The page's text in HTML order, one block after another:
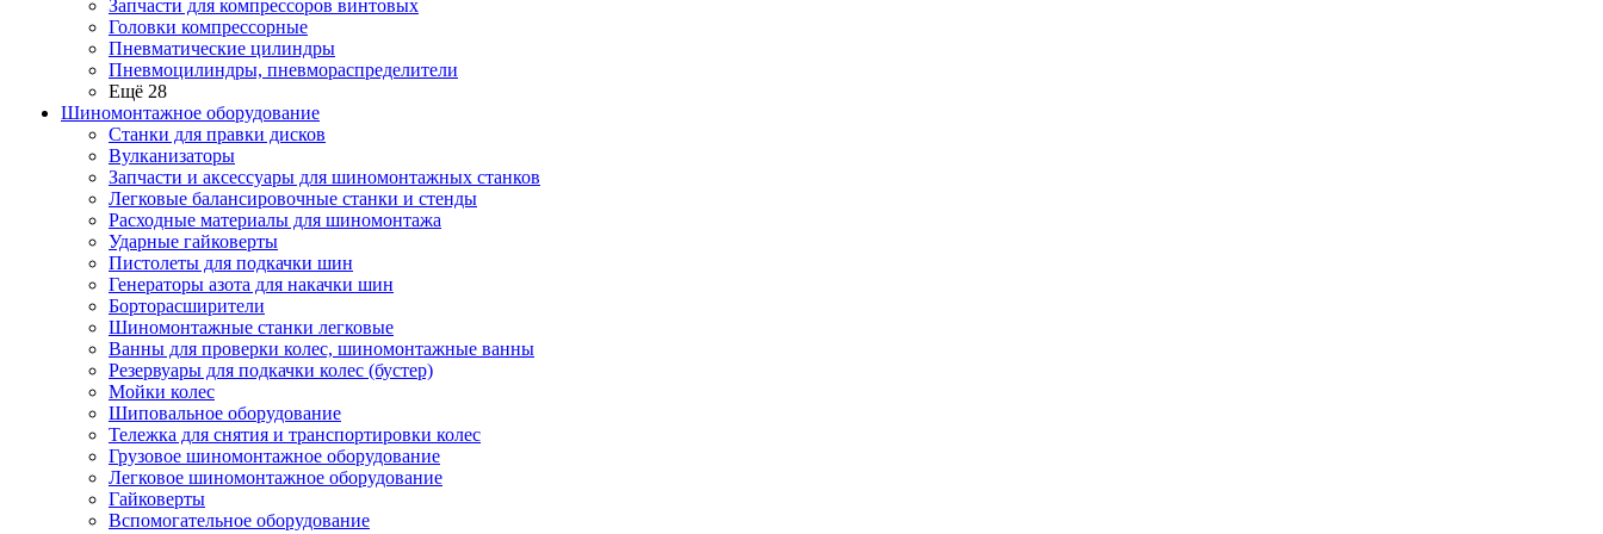
Запчасти для компрессоров винтовых
Головки компрессорные
Пневматические цилиндры
Пневмоцилиндры, пневмораспределители
Ещё 28
Шиномонтажное оборудование
Станки для правки дисков
Вулканизаторы
Запчасти и аксессуары для шиномонтажных станков
Легковые балансировочные станки и стенды
Расходные материалы для шиномонтажа
Ударные гайковерты
Пистолеты для подкачки шин
Генераторы азота для накачки шин
Борторасширители
Шиномонтажные станки легковые
Ванны для проверки колес, шиномонтажные ванны
Резервуары для подкачки колес (бустер)
Мойки колес
Шиповальное оборудование
Тележка для снятия и транспортировки колес
Грузовое шиномонтажное оборудование
Легковое шиномонтажное оборудование
Гайковерты
Вспомогательное оборудование